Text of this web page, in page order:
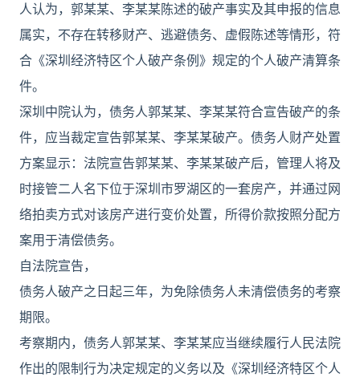
人认为，郭某某、李某某陈述的破产事实及其申报的信息
属实，不存在转移财产、逃避债务、虚假陈述等情形，符
合《深圳经济特区个人破产条例》规定的个人破产清算条
件。
深圳中院认为，债务人郭某某、李某某符合宣告破产的条
件，应当裁定宣告郭某某、李某某破产。债务人财产处置
方案显示：法院宣告郭某某、李某某破产后，管理人将及
时接管二人名下位于深圳市罗湖区的一套房产，并通过网
络拍卖方式对该房产进行变价处置，所得价款按照分配方
案用于清偿债务。
自法院宣告，
债务人破产之日起三年，为免除债务人未清偿债务的考察
期限。
考察期内，债务人郭某某、李某某应当继续履行人民法院
作出的限制行为决定规定的义务以及《深圳经济特区个人